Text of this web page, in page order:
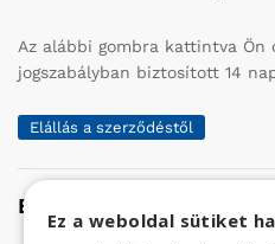
Az alábbi gombra kattintva
jogszabályban biztosított 14
Elállás a szerződéstől
Elérhetőség
Ez a weboldal sütiket